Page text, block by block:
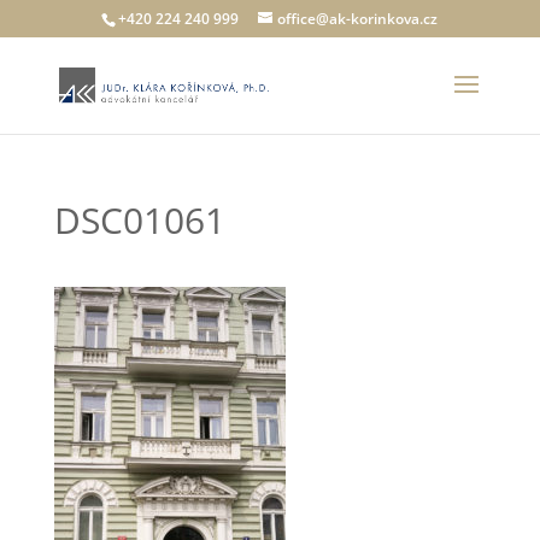
+420 224 240 999 office@ak-korinkova.cz
DSC01061